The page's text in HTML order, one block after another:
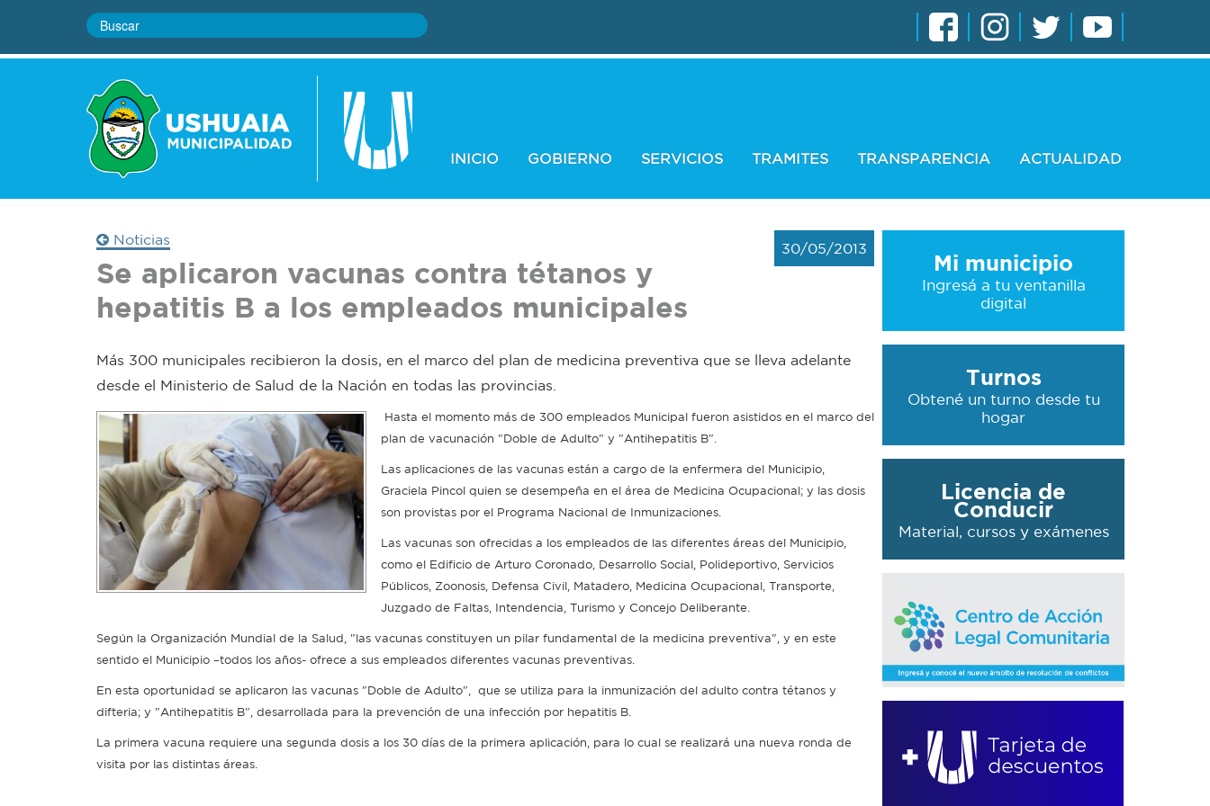
INICIO GOBIERNO SERVICIOS TRAMITES TRANSPARENCIA ACTUALIDAD
Noticias
30/05/2013
Se aplicaron vacunas contra tétanos y
hepatitis B a los empleados municipales
Más 300 municipales recibieron la dosis, en el marco del plan de medicina preventiva que se lleva adelante
desde el Ministerio de Salud de la Nación en todas las provincias.
Hasta el momento más de 300 empleados Municipal fueron asistidos en el marco del
plan de vacunación "Doble de Adulto" y "Antihepatitis B".
Las aplicaciones de las vacunas están a cargo de la enfermera del Municipio,
Graciela Pincol quien se desempeña en el área de Medicina Ocupacional; y las dosis
son provistas por el Programa Nacional de Inmunizaciones.
Las vacunas son ofrecidas a los empleados de las diferentes áreas del Municipio,
como el Edificio de Arturo Coronado, Desarrollo Social, Polideportivo, Servicios
Públicos, Zoonosis, Defensa Civil, Matadero, Medicina Ocupacional, Transporte,
Juzgado de Faltas, Intendencia, Turismo y Concejo Deliberante.
Según la Organización Mundial de la Salud, "las vacunas constituyen un pilar fundamental de la medicina preventiva", y en este
sentido el Municipio –todos los años- ofrece a sus empleados diferentes vacunas preventivas.
En esta oportunidad se aplicaron las vacunas "Doble de Adulto", que se utiliza para la inmunización del adulto contra tétanos y
difteria; y "Antihepatitis B", desarrollada para la prevención de una infección por hepatitis B.
La primera vacuna requiere una segunda dosis a los 30 días de la primera aplicación, para lo cual se realizará una nueva ronda de
visita por las distintas áreas.
Mi municipio
Ingresá a tu ventanilla
digital
Turnos
Obtené un turno desde tu
hogar
Licencia de
Conducir
Material, cursos y exámenes